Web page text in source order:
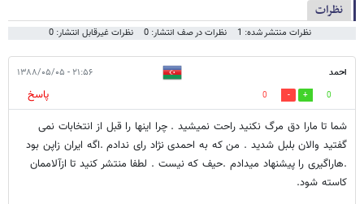
نظرات
نظرات منتشر شده: 1 نظرات در صف انتشار: 0 نظرات غیرقابل انتشار: 0
احمد ۲۱:۵۶ - ۱۳۸۸/۰۵/۰۵
0
0
پاسخ
شما تا مارا دق مرگ نکنید راحت نمیشید . چرا اینها را قبل از انتخابات نمی
گفتید والان بلبل شدید . من که به احمدی نژاد رای ندادم .اگه ایران زاپن بود
.هاراگیری را پیشنهاد میدادم .حیف که نیست . لطفا منتشر کنید تا ازآلاممان
کاسته شود.